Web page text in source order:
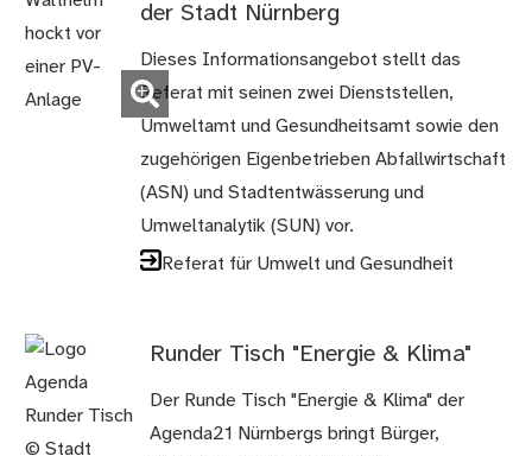
(Bild
vergrößern)
der Stadt Nürnberg
Dieses Informationsangebot stellt das
Referat mit seinen zwei Dienststellen,
Umweltamt und Gesundheitsamt sowie den
zugehörigen Eigenbetrieben Abfallwirtschaft
(ASN) und Stadtentwässerung und
Umweltanalytik (SUN) vor.
Referat für Umwelt und Gesundheit
Runder Tisch "Energie & Klima"
Der Runde Tisch "Energie & Klima" der
Agenda21 Nürnbergs bringt Bürger,